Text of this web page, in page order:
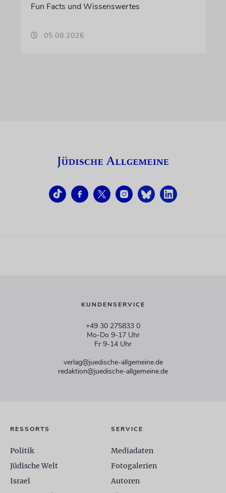
Fun Facts und Wissenswertes
05.08.2026
KUNDENSERVICE
+49 30 275833 0
Mo-Do 9-17 Uhr
Fr 9-14 Uhr
verlag@juedische-allgemeine.de
redaktion@juedische-allgemeine.de
RESSORTS
Politik
Jüdische Welt
Israel
SERVICE
Mediadaten
Fotogalerien
Autoren